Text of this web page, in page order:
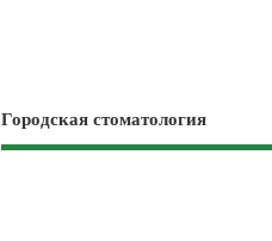
Городская стоматология